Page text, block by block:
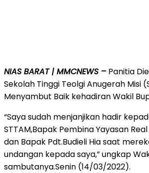
NIAS BARAT | MMCNEWS – Panitia
Sekolah Tinggi Teolgi Anugerah Misi
Menyambut Baik kehadiran Wakil
“Saya sudah menjanjikan hadir
STTAM,Bapak Pembina Yayasan
dan Bapak Pdt.Budieli Hia saat
undangan kepada saya,” ungkap
sambutanya.Senin (14/03/2022).